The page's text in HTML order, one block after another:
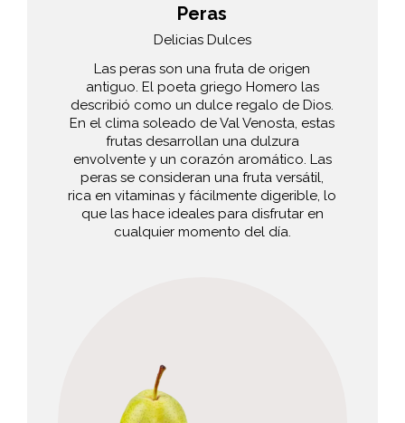
Peras
Delicias Dulces
Las peras son una fruta de origen
antiguo. El poeta griego Homero las
describió como un dulce regalo de Dios.
En el clima soleado de Val Venosta, estas
frutas desarrollan una dulzura
envolvente y un corazón aromático. Las
peras se consideran una fruta versátil,
rica en vitaminas y fácilmente digerible, lo
que las hace ideales para disfrutar en
cualquier momento del día.